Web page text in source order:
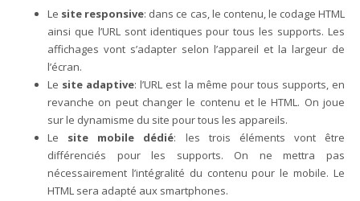
Le site responsive: dans ce cas, le contenu, le codage HTML
ainsi que l’URL sont identiques pour tous les supports. Les
affichages vont s’adapter selon l’appareil et la largeur de
l’écran.
Le site adaptive: l’URL est la même pour tous supports, en
revanche on peut changer le contenu et le HTML. On joue
sur le dynamisme du site pour tous les appareils.
Le site mobile dédié: les trois éléments vont être
différenciés pour les supports. On ne mettra pas
nécessairement l’intégralité du contenu pour le mobile. Le
HTML sera adapté aux smartphones.